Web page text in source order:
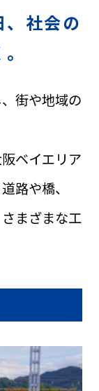
、社会の
街や地域の
ベイエリア
路や橋、
まざまな工